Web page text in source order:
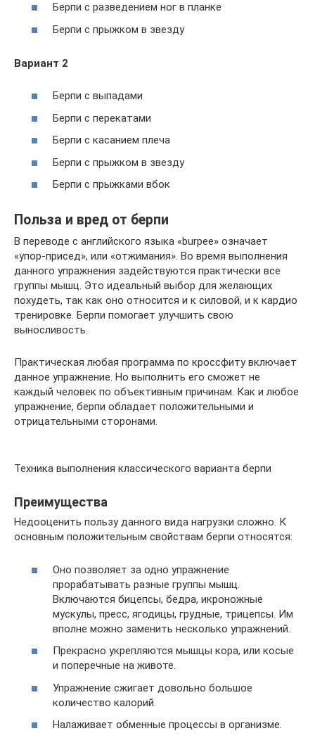
Берпи с разведением ног в планке
Берпи с прыжком в звезду
Вариант 2
Берпи с выпадами
Берпи с перекатами
Берпи с касанием плеча
Берпи с прыжком в звезду
Берпи с прыжками вбок
Польза и вред от берпи
В переводе с английского языка «burpee» означает
«упор-присед», или «отжимания». Во время выполнения
данного упражнения задействуются практически все
группы мышц. Это идеальный выбор для желающих
похудеть, так как оно относится и к силовой, и к кардио
тренировке. Берпи помогает улучшить свою
выносливость.
Практическая любая программа по кроссфиту включает
данное упражнение. Но выполнить его сможет не
каждый человек по объективным причинам. Как и любое
упражнение, берпи обладает положительными и
отрицательными сторонами.
Техника выполнения классического варианта берпи
Преимущества
Недооценить пользу данного вида нагрузки сложно. К
основным положительным свойствам берпи относятся:
Оно позволяет за одно упражнение
прорабатывать разные группы мышц.
Включаются бицепсы, бедра, икроножные
мускулы, пресс, ягодицы, грудные, трицепсы. Им
вполне можно заменить несколько упражнений.
Прекрасно укрепляются мышцы кора, или косые
и поперечные на животе.
Упражнение сжигает довольно большое
количество калорий.
Налаживает обменные процессы в организме.